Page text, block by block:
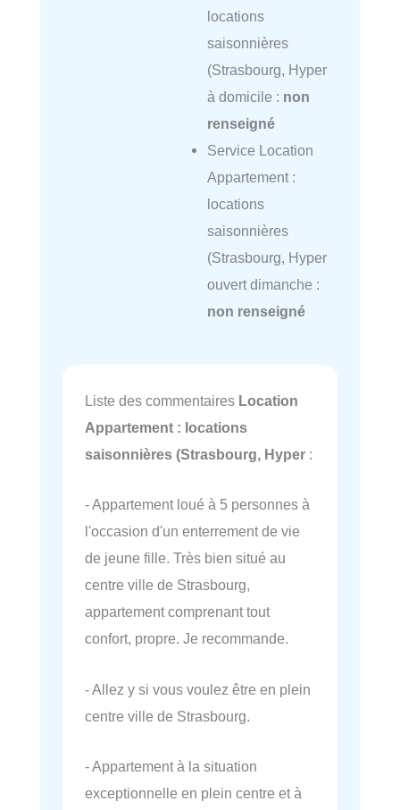
locations
saisonnières
(Strasbourg, Hyper
à domicile : non
renseigné
Service Location
Appartement :
locations
saisonnières
(Strasbourg, Hyper
ouvert dimanche :
non renseigné
Liste des commentaires Location
Appartement : locations
saisonnières (Strasbourg, Hyper :
- Appartement loué à 5 personnes à
l'occasion d'un enterrement de vie
de jeune fille. Très bien situé au
centre ville de Strasbourg,
appartement comprenant tout
confort, propre. Je recommande.
- Allez y si vous voulez être en plein
centre ville de Strasbourg.
- Appartement à la situation
exceptionnelle en plein centre et à